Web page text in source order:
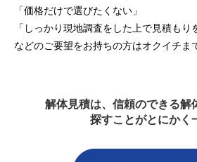
「価格だけで選びたくない」
「しっかり現地調査をした上で見積もり
などのご要望をお持ちの方はオクイチま
解体見積は、信頼のできる解
探すことがとにかく